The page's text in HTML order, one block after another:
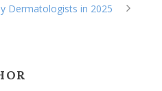
Dermatologists in 2025